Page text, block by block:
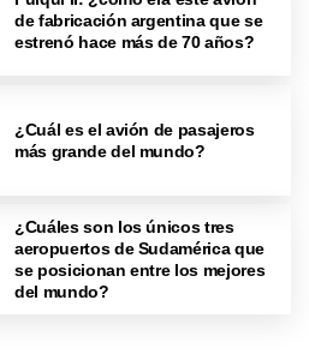
de fabricación argentina que se
estrenó hace más de 70 años?
¿Cuál es el avión de pasajeros
más grande del mundo?
¿Cuáles son los únicos tres
aeropuertos de Sudamérica que
se posicionan entre los mejores
del mundo?